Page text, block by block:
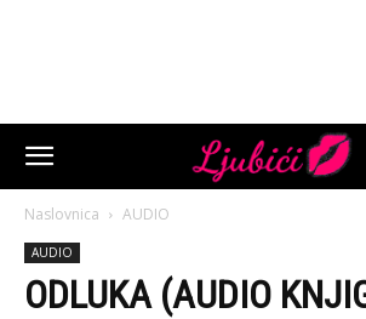
Naslovnica AUDIO
AUDIO
ODLUKA (AUDIO